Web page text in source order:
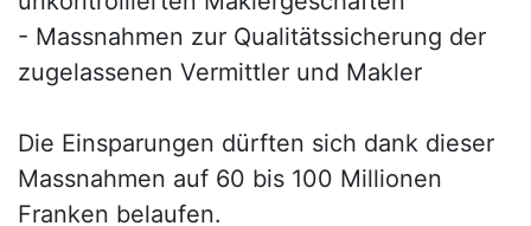
- Massnahmen zur Qualitätssicherung der
zugelassenen Vermittler und Makler
Die Einsparungen dürften sich dank dieser
Massnahmen auf 60 bis 100 Millionen
Franken belaufen.